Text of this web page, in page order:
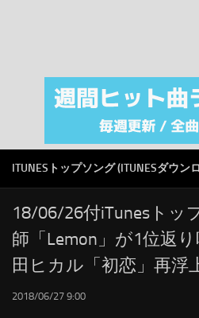
注目カテゴリ
オリジナルiTunes週間トップソン
RSS
LINKS
ITUNESトップソング (ITUNESダウン
18/06/26付iTunesトッ
師「Lemon」が1位返
田ヒカル「初恋」再浮
2018/06/27 9:00